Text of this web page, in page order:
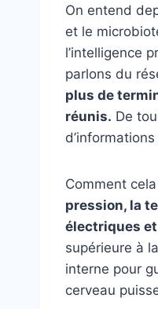
On entend
et le
l’intelligence
parlons du
plus de
réunis. De
Comment
pression, la
électriques
supérieure à
interne pour
cerveau